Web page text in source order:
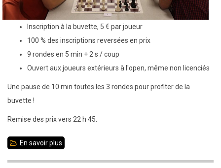
Inscription à la buvette, 5 € par joueur
100 % des inscriptions reversées en prix
9 rondes en 5 min + 2 s / coup
Ouvert aux joueurs extérieurs à l'open, même non licenciés
Une pause de 10 min toutes les 3 rondes pour profiter de la
buvette !
Remise des prix vers 22 h 45.
En savoir plus